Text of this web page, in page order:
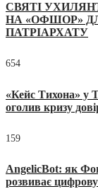
СВЯТІ
НА «ОФШОР»
ПАТРІАРХАТУ
654
«Кейс Тихона» у
оголив кризу
159
AngelicBot: як
розвиває цифрову